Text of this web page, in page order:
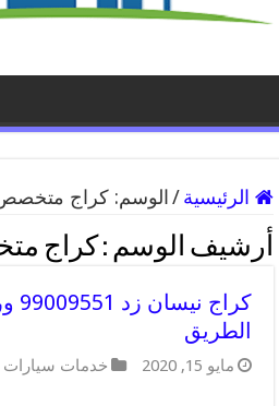
الرئيسية / الوسم:كراج
أرشيف الوسم : كراج
الطريق
مايو 15, 2020 خدمات سيارات